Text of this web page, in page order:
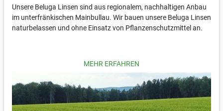
Unsere Beluga Linsen sind aus regionalem, nachhaltigen Anbau
im unterfränkischen Mainbullau. Wir bauen unsere Beluga Linsen
naturbelassen und ohne Einsatz von Pflanzenschutzmittel an.
Beluga Linsen sind nicht nur optisch ein Hingucker, sondern auch
unglaublich vielseitig und gesund. Mit ihrem tiefschwarzen Glanz
und dem mild-nussigen Geschmack passen sie perfekt zu
MEHR ERFAHREN